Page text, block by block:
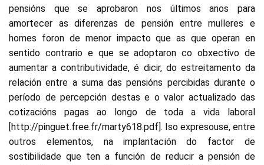
pensións que se aprobaron nos últimos anos para
amortecer as diferenzas de pensión entre mulleres e
homes foron de menor impacto que as que operan en
sentido contrario e que se adoptaron co obxectivo de
aumentar a contributividade, é dicir, do estreitamento da
relación entre a suma das pensións percibidas durante o
período de percepción destas e o valor actualizado das
cotizacións pagas ao longo de toda a vida laboral
[http://pinguet.free.fr/marty618.pdf]. Iso expresouse, entre
outros elementos, na implantación do factor de
sostibilidade que ten a función de reducir a pensión de